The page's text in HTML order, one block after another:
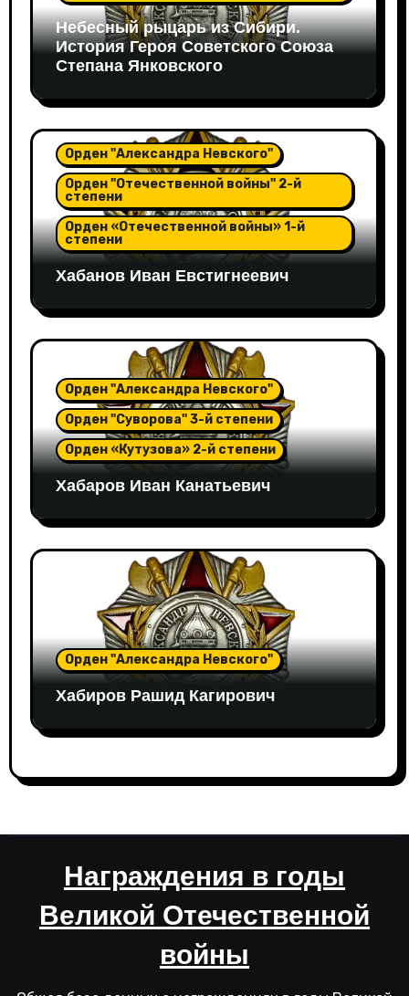
Небесный рыцарь из Сибири.
История Героя Советского Союза
Степана Янковского
Орден "Александра Невского"
Орден "Отечественной войны" 2-й
степени
Орден «Отечественной войны» 1-й
степени
Хабанов Иван Евстигнеевич
Орден "Александра Невского"
Орден "Суворова" 3-й степени
Орден «Кутузова» 2-й степени
Хабаров Иван Канатьевич
Орден "Александра Невского"
Хабиров Рашид Кагирович
Награждения в годы
Великой Отечественной
войны